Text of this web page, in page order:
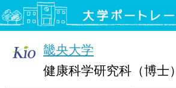
畿央大学
健康科学研究科（博士）